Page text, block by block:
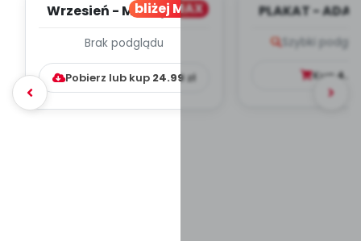
bliżej MAX
Wrzesień - MIESIĘCZNY
WYCHOWAWCZO –
DYDAKTYC...
Brak podglądu
Pobierz lub kup 24.99zł
PLAKAT -
Szybki
Kup